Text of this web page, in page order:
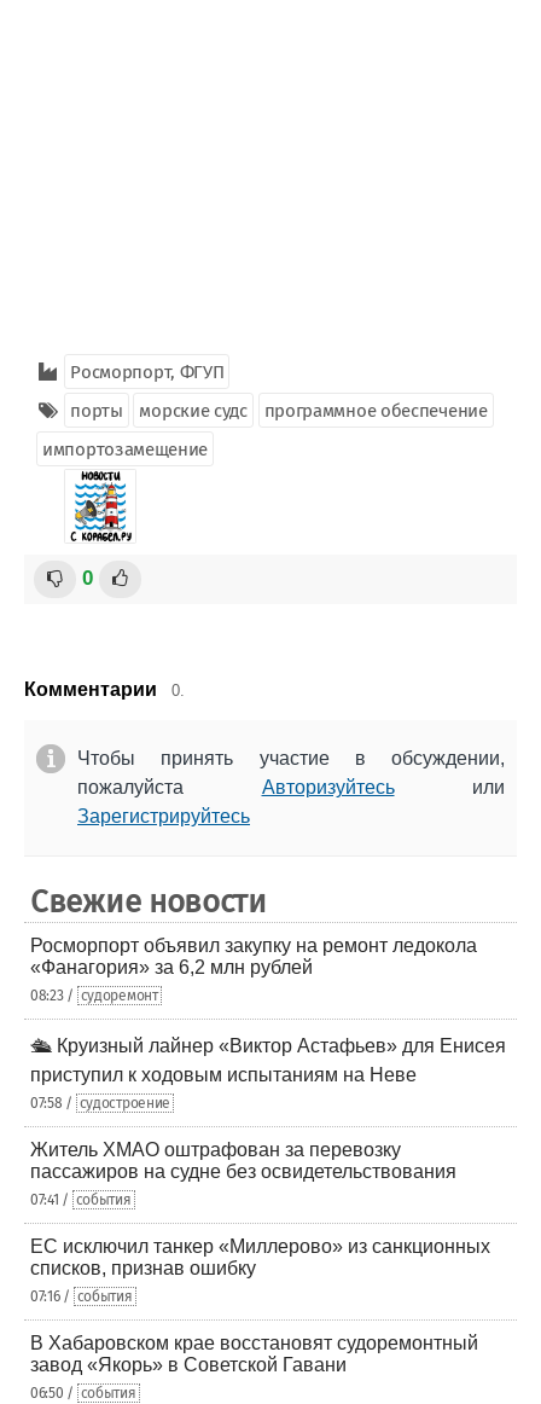
Росморпорт, ФГУП
порты
морские судс
программное обеспечение
импортозамещение
0
Комментарии 0.
Чтобы принять участие в обсуждении,
пожалуйста Авторизуйтесьили
Зарегистрируйтесь
Свежие новости
Росморпорт объявил закупку на ремонт ледокола
«Фанагория» за 6,2 млн рублей
08:23 / судоремонт
🛳️ Круизный лайнер «Виктор Астафьев» для Енисея
приступил к ходовым испытаниям на Неве
07:58 / судостроение
Житель ХМАО оштрафован за перевозку
пассажиров на судне без освидетельствования
07:41 / события
ЕС исключил танкер «Миллерово» из санкционных
списков, признав ошибку
07:16 / события
В Хабаровском крае восстановят судоремонтный
завод «Якорь» в Советской Гавани
06:50 / события